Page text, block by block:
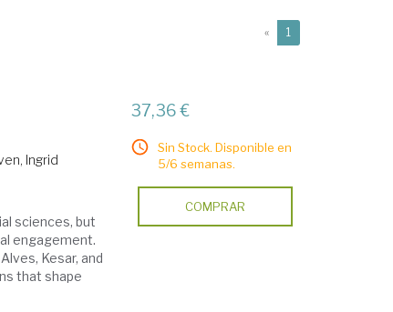
« 1
Ingrid
sciences, but
engagement.
Kesar, and
that shape
37,36 €
Sin Stock. Disponible en
5/6 semanas.
COMPRAR